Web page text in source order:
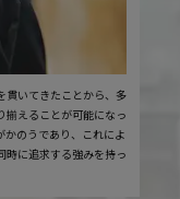
貫いてきたことから、多
揃えることが可能になっ
かのうであり、これによ
時に追求する強みを持っ